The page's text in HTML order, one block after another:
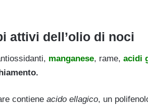
attivi dell’olio di noci
manganese, rame, acidi
contiene acido ellagico, un